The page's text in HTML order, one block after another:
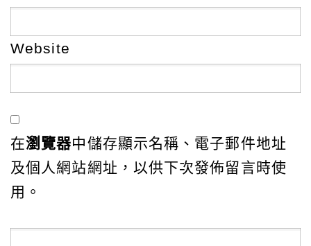
Website
在瀏覽器中儲存顯示名稱、電子郵件地址
及個人網站網址，以供下次發佈留言時使
用。